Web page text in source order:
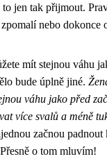
jen tak přijmout.
nebo dokonce
mít stejnou váhu
bude úplně jiné.
váhu jako před
více svalů a méně
začnou
o tom mluvím!